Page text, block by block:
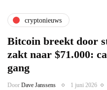
cryptonieuws
Bitcoin breekt door
zakt naar $71.000:
gang
Door Dave Janssens 1 juni 2026